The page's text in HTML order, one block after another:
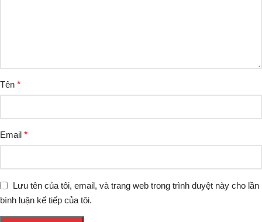
Tên *
Email *
Lưu tên của tôi, email, và trang web trong trình duyệt này cho lần
bình luận kế tiếp của tôi.